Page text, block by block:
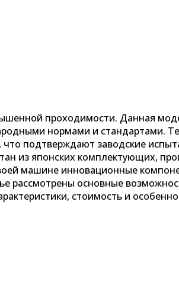
проходимости. Данная
нормами и стандартами.
подтверждают заводские
из японских комплектующих,
машине инновационные
рассмотрены основные
стоимость и